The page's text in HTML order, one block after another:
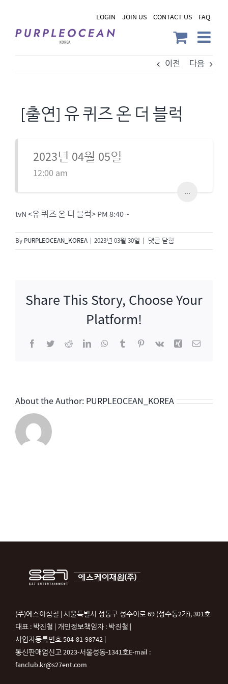
content
LOGIN JOIN US CONTACT US FAQ
이전 다음
[출연] 유 퀴즈 온 더 블럭
2023년 04월 05일
12:00 am
...
tvN <유 퀴즈 온 더 블럭> PM 8:40 ~
By PURPLEOCEAN_KOREA 2023년 03월 30일
[출
연]
온
댓글 닫힘
Share This Story, Choose Your
Platform!
Facebook
TwitterRedditLinkedInWhatsApp
TumblrPinterest
Vk Xing 이
About the Author: PURPLEOCEAN_KOREA
(주)에스이십칠 | 서울특별시 성동구 성수이로 69 (성수동2가), 301호
대표 : 박진철 | 개인정보책임자 : 박진철 |
사업자등록번호 504-81-98742 |
통신판매업신고 2023-서울성동-1341호E-mail :
fanclub.kr@s27ent.com